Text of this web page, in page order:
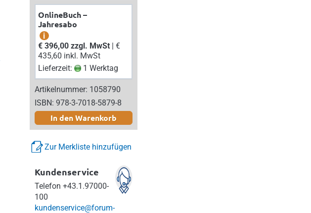
OnlineBuch –
Jahresabo
i
€ 396,00 zzgl. MwSt | €
435,60 inkl. MwSt
Lieferzeit:
1 Werktag
Artikelnummer: 1058790
ISBN: 978-3-7018-5879-8
In den Warenkorb
Zur Merkliste hinzufügen
Kundenservice
Telefon +43.1.97000-
100
kundenservice@forum-